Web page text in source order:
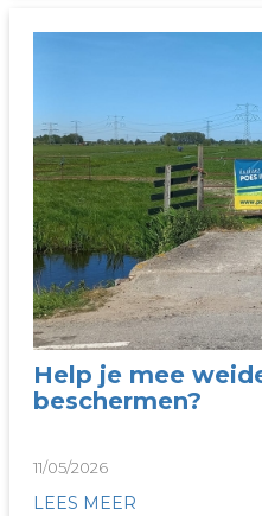
Help je mee
beschermen?
11/05/2026
LEES MEER